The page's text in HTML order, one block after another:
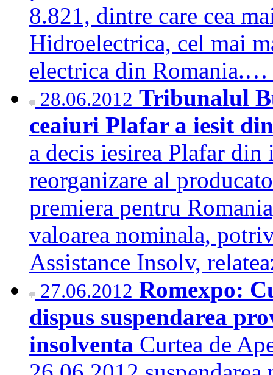
8.821, dintre care cea
Hidroelectrica, cel mai
electrica din
28.06.2012 Tribunalul
ceaiuri Plafar a iesit
a decis iesirea Plafar
reorganizare al
premiera pentru
valoarea nominala,
Assistance Insolv,
27.06.2012 Romexpo:
dispus suspendarea
insolventa Curtea de